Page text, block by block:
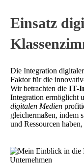
Einsatz
Die Integration
Faktor für die
Wir betrachten die IT-
Integration ermöglicht
digitalen Medien
gleichermaßen, indem
und Ressourcen